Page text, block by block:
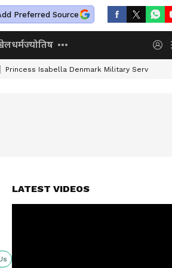
Preferred Source
धर्मज्योतिष
Princess Isabella Denmark Military Service
LATEST VIDEOS